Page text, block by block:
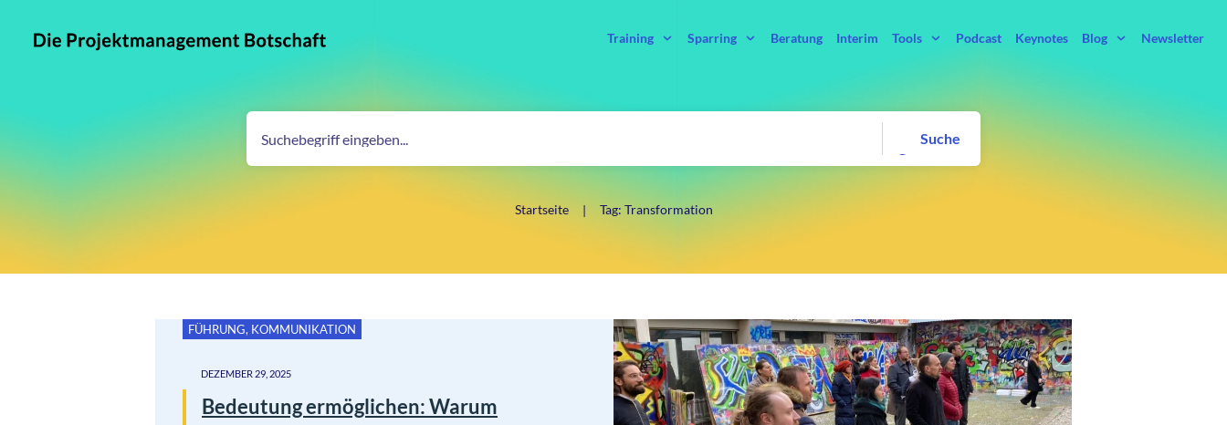
Training Sparring Beratung Interim Tools Podcast Keynotes Blog Newsletter
Suche
Startseite | Tag: Transformation
FÜHRUNG, KOMMUNIKATION
DEZEMBER 29, 2025
Bedeutung ermöglichen: Warum